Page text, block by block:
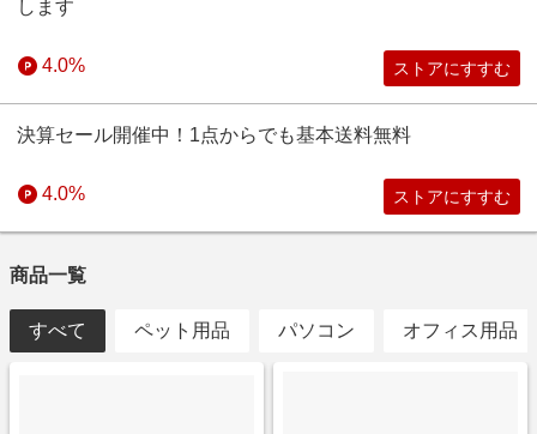
します
4.0% ストアにすすむ
決算セール開催中！1点からでも基本送料無料
4.0% ストアにすすむ
商品一覧
すべて ペット用品 パソコン オフィス用品